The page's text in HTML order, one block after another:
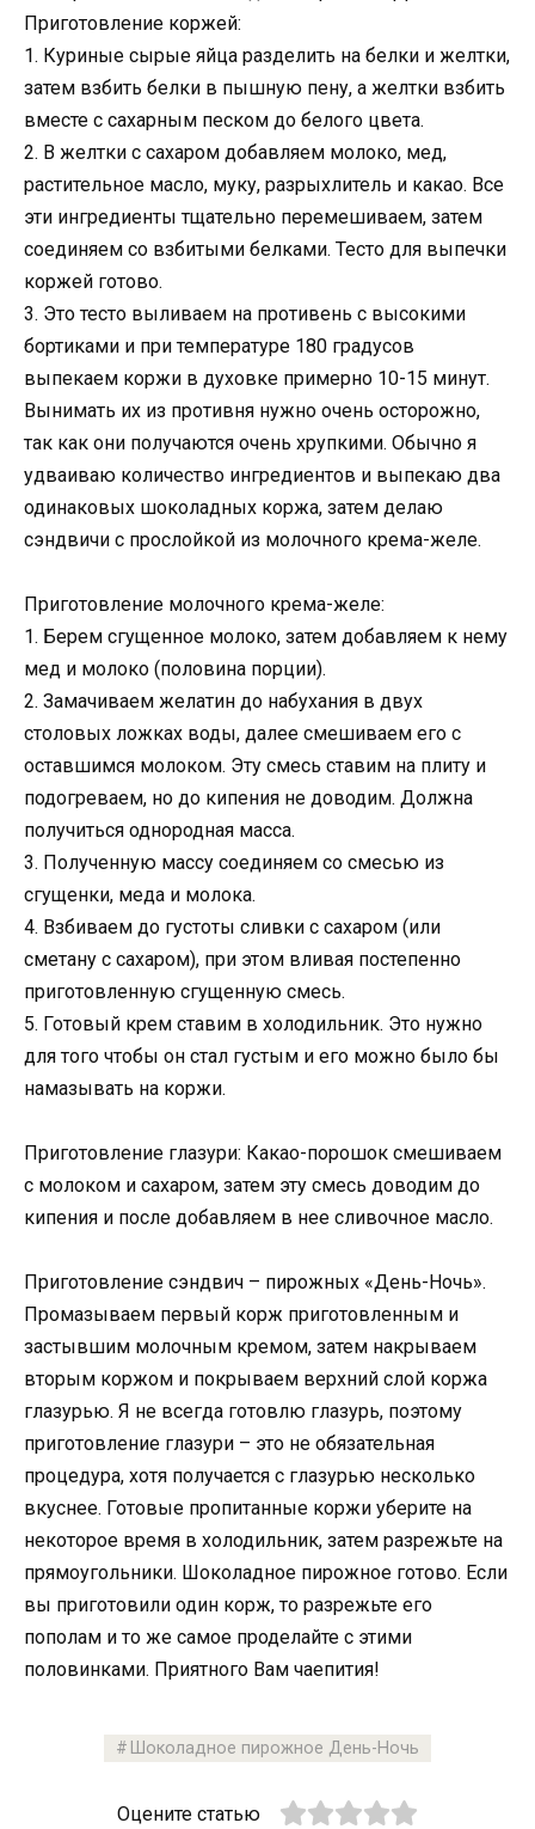
Приготовление коржей:
1. Куриные сырые яйца разделить на белки и желтки,
затем взбить белки в пышную пену, а желтки взбить
вместе с сахарным песком до белого цвета.
2. В желтки с сахаром добавляем молоко, мед,
растительное масло, муку, разрыхлитель и какао. Все
эти ингредиенты тщательно перемешиваем, затем
соединяем со взбитыми белками. Тесто для выпечки
коржей готово.
3. Это тесто выливаем на противень с высокими
бортиками и при температуре 180 градусов
выпекаем коржи в духовке примерно 10-15 минут.
Вынимать их из противня нужно очень осторожно,
так как они получаются очень хрупкими. Обычно я
удваиваю количество ингредиентов и выпекаю два
одинаковых шоколадных коржа, затем делаю
сэндвичи с прослойкой из молочного крема-желе.
Приготовление молочного крема-желе:
1. Берем сгущенное молоко, затем добавляем к нему
мед и молоко (половина порции).
2. Замачиваем желатин до набухания в двух
столовых ложках воды, далее смешиваем его с
оставшимся молоком. Эту смесь ставим на плиту и
подогреваем, но до кипения не доводим. Должна
получиться однородная масса.
3. Полученную массу соединяем со смесью из
сгущенки, меда и молока.
4. Взбиваем до густоты сливки с сахаром (или
сметану с сахаром), при этом вливая постепенно
приготовленную сгущенную смесь.
5. Готовый крем ставим в холодильник. Это нужно
для того чтобы он стал густым и его можно было бы
намазывать на коржи.
Приготовление глазури: Какао-порошок смешиваем
с молоком и сахаром, затем эту смесь доводим до
кипения и после добавляем в нее сливочное масло.
Приготовление сэндвич – пирожных «День-Ночь».
Промазываем первый корж приготовленным и
застывшим молочным кремом, затем накрываем
вторым коржом и покрываем верхний слой коржа
глазурью. Я не всегда готовлю глазурь, поэтому
приготовление глазури – это не обязательная
процедура, хотя получается с глазурью несколько
вкуснее. Готовые пропитанные коржи уберите на
некоторое время в холодильник, затем разрежьте на
прямоугольники. Шоколадное пирожное готово. Если
вы приготовили один корж, то разрежьте его
пополам и то же самое проделайте с этими
половинками. Приятного Вам чаепития!
Шоколадное пирожное День-Ночь
Оцените статью